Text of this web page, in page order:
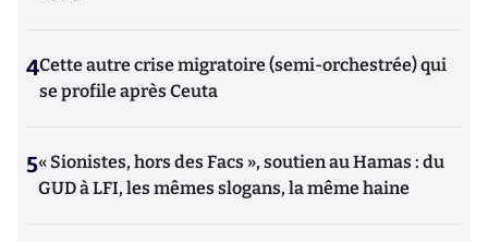
4Cette autre crise migratoire (semi-orchestrée) qui
se profile après Ceuta
5« Sionistes, hors des Facs », soutien au Hamas : du
GUD à LFI, les mêmes slogans, la même haine